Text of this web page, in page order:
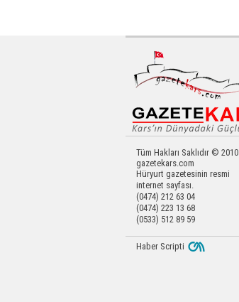
Tüm Hakları Saklıdır © 2010
gazetekars.com
Hüryurt gazetesinin resmi
internet sayfası.
(0474) 212 63 04
(0474) 223 13 68
(0533) 512 89 59
Haber Scripti